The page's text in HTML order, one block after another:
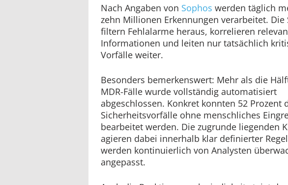
Nach Angaben von Sophos werden täglich
zehn Millionen Erkennungen verarbeitet. Die
filtern Fehlalarme heraus, korrelieren
Informationen und leiten nur tatsächlich
Vorfälle weiter.
Besonders bemerkenswert: Mehr als die
MDR-Fälle wurde vollständig automatisiert
abgeschlossen. Konkret konnten 52 Prozent
Sicherheitsvorfälle ohne menschliches
bearbeitet werden. Die zugrunde liegenden
agieren dabei innerhalb klar definierter
werden kontinuierlich von Analysten
angepasst.